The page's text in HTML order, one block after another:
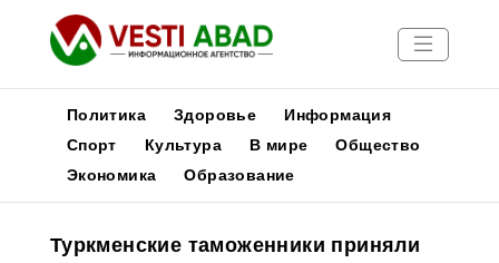
Новости
Медиа
Политика Здоровье
Информация
Спорт
Культура В мире
Общество
Экономика
Образование
Туркменские таможенники приняли